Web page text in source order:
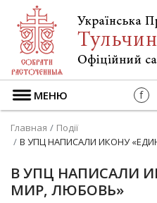
МЕНЮ f
Главная
Події
В УПЦ НАПИСАЛИ ИКОНУ
В УПЦ НАПИСАЛИ
МИР, ЛЮБОВЬ»